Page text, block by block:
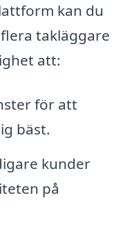
kan du
takläggare
att:
för att
bäst.
kunder
på